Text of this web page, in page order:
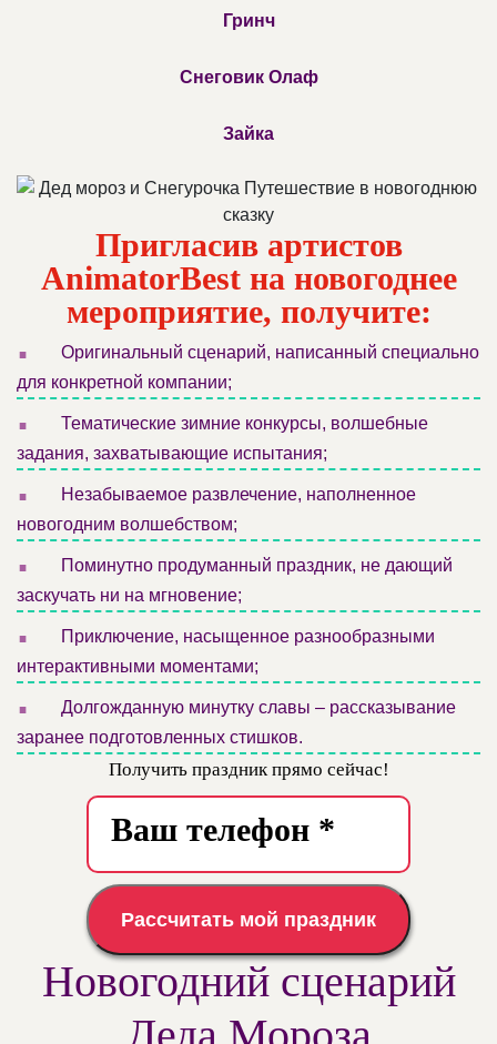
Гринч
Снеговик Олаф
Зайка
Пригласив артистов
AnimatorBest на новогоднее
мероприятие, получите:
.
Оригинальный сценарий, написанный специально
для конкретной компании;
.
Тематические зимние конкурсы, волшебные
задания, захватывающие испытания;
.
Незабываемое развлечение, наполненное
новогодним волшебством;
.
Поминутно продуманный праздник, не дающий
заскучать ни на мгновение;
.
Приключение, насыщенное разнообразными
интерактивными моментами;
.
Долгожданную минутку славы – рассказывание
заранее подготовленных стишков.
Получить праздник прямо сейчас!
Рассчитать мой праздник
Новогодний сценарий